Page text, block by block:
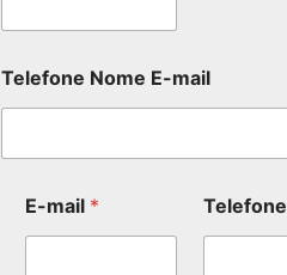
Telefone Nome E-mail
E-mail * Telefone